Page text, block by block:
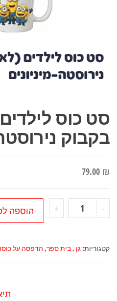
סט כוס
בקבוק
79.00 ₪
-
כמות
של
כוס
+ הוספה
קטגוריות:גן , בית ספר, הדפסה על